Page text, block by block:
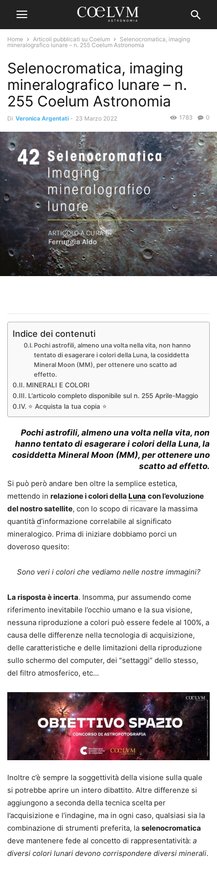
Home Articoli pubblicati su Coelum
Selenocromatica, imaging
mineralografico lunare – n. 255 Coelum Astronomia
Selenocromatica, imaging
mineralografico lunare – n.
255 Coelum Astronomia
Di Veronica Argentati - 23 Marzo 2022 0
1783
Indice dei contenuti
Pochi astrofili, almeno una volta nella vita, non hanno
tentato di esagerare i colori della Luna, la cosiddetta
Mineral Moon (MM), per ottenere uno scatto ad
effetto.
MINERALI E COLORI
L’articolo completo disponibile sul n. 255 Aprile-Maggio
⭐ Acquista la tua copia ⭐
Pochi astrofili, almeno una volta nella vita, non
hanno tentato di esagerare i colori della Luna, la
cosiddetta Mineral Moon (MM), per ottenere uno
scatto ad effetto.
Si può però andare ben oltre la semplice estetica,
mettendo in relazione i colori della Luna con l’evoluzione
del nostro satellite, con lo scopo di ricavare la massima
quantità d’informazione correlabile al significato
mineralogico. Prima di iniziare dobbiamo porci un
doveroso quesito:
Sono veri i colori che vediamo nelle nostre immagini?
La risposta è incerta. Insomma, pur assumendo come
riferimento inevitabile l’occhio umano e la sua visione,
nessuna riproduzione a colori può essere fedele al 100%, a
causa delle differenze nella tecnologia di acquisizione,
delle caratteristiche e delle limitazioni della riproduzione
sullo schermo del computer, dei “settaggi” dello stesso,
del filtro atmosferico, etc…
Inoltre c’è sempre la soggettività della visione sulla quale
si potrebbe aprire un intero dibattito. Altre differenze si
aggiungono a seconda della tecnica scelta per
l’acquisizione e l’indagine, ma in ogni caso, qualsiasi sia la
combinazione di strumenti preferita, la selenocromatica
deve mantenere fede al concetto di rappresentatività: a
diversi colori lunari devono corrispondere diversi minerali.